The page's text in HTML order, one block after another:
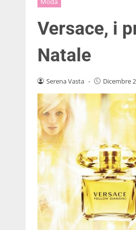
Versace, i
Natale
Serena Vasta - Dicembre